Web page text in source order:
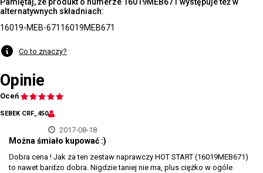
alternatywnych składniach:
16019-MEB-671 16019MEB671
Co to znaczy?
Opinie
Oceń
SEBEK CRF_450
2017-08-18
Można śmiało kupować :)
Dobra cena ! Jak za ten zestaw naprawczy HOT START (16019MEB671)
to nawet bardzo dobra. Nigdzie taniej nie ma, plus ciężko w ogóle